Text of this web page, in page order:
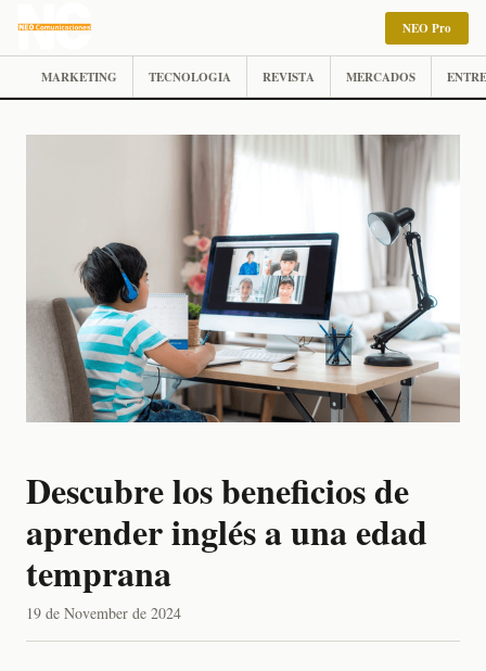
NEO Pro
MARKETING TECNOLOGIA REVISTA MERCADOS
Descubre los beneficios de
aprender inglés a una edad
temprana
19 de November de 2024